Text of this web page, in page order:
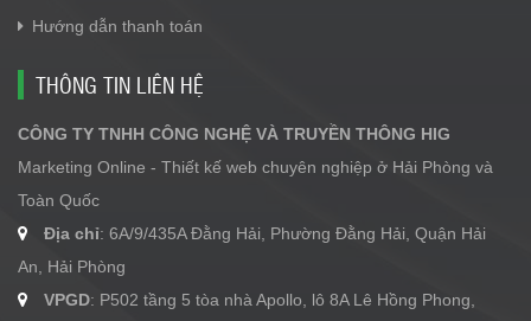
Hướng dẫn thanh toán
THÔNG TIN LIÊN HỆ
CÔNG TY TNHH CÔNG NGHỆ VÀ TRUYỀN THÔNG HIG
Marketing Online - Thiết kế web chuyên nghiệp ở Hải Phòng và
Toàn Quốc
Địa chỉ: 6A/9/435A Đằng Hải, Phường Đằng Hải, Quận Hải
An, Hải Phòng
VPGD: P502 tầng 5 tòa nhà Apollo, lô 8A Lê Hồng Phong,